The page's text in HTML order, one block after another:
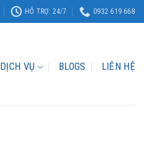
HỖ TRỢ: 24/7 0932 619 668
DỊCH VỤ BLOGS LIÊN HỆ